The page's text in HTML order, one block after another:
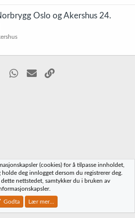
Oslo og Akershus 24.
Tumblr WhatsApp
E-post
Personvernregler
© 2010-2023 XenForo Ltd.
(cookies) for å tilpasse innholdet,
deg innlogget dersom du registrerer deg.
nettstedet, samtykker du i bruken av
Godta Lær mer...